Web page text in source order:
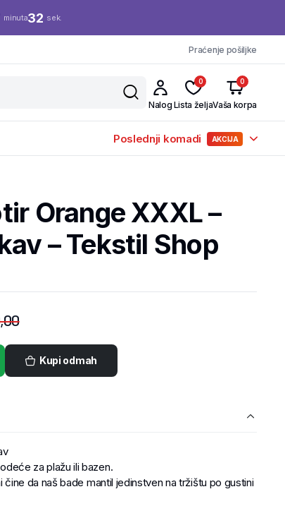
minuta31 sek.
Praćenje pošiljke
Nalog
0
Lista želja
0
Vaša korpa
Poslednji komadi AKCIJA
Orange XXXL –
– Tekstil Shop
Kupi odmah
za plažu ili bazen.
čine da naš bade mantil jedinstven na tržištu po gustini